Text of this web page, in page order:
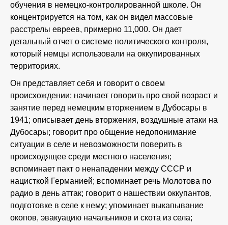
обучения в немецко-контролированной школе. Он
концентрируется на том, как он видел массовые
расстрелы евреев, примерно 11,000. Он дает
детальный отчет о системе политического контроля,
который немцы использовали на оккупированных
территориях.
Он представляет себя и говорит о своем
происхождении; начинает говорить про свой возраст и
занятие перед немецким вторжением в Дубосары в
1941; описывает день вторжения, воздушные атаки на
Дубосары; говорит про общение недопонимание
ситуации в селе и невозможности поверить в
происходящее среди местного населения;
вспоминает пакт о ненападении между СССР и
нацисткой Германией; вспоминает речь Молотова по
радио в день аттак; говорит о нашествии оккупантов,
подготовке в селе к нему; упоминает выкапывание
окопов, эвакуацию начальников и скота из села;